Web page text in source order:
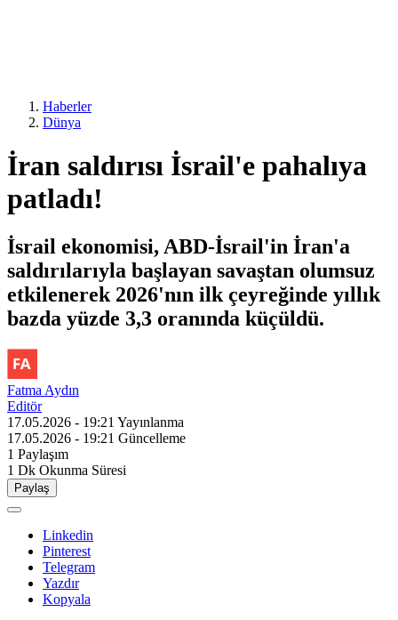
Haberler
Dünya
İran saldırısı İsrail'e pahalıya
patladı!
İsrail ekonomisi, ABD-İsrail'in İran'a
saldırılarıyla başlayan savaştan olumsuz
etkilenerek 2026'nın ilk çeyreğinde yıllık
bazda yüzde 3,3 oranında küçüldü.
Fatma Aydın
Editör
17.05.2026 - 19:21 Yayınlanma
17.05.2026 - 19:21 Güncelleme
1 Paylaşım
1 Dk Okunma Süresi
Paylaş
Linkedin
Pinterest
Telegram
Yazdır
Kopyala